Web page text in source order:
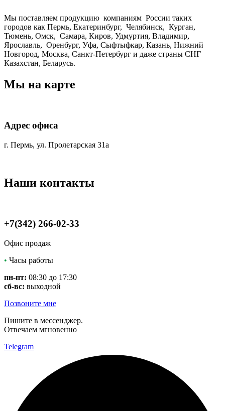
Мы поставляем продукцию компаниям России таких
городов как Пермь, Екатеринбург, Челябинск, Курган,
Тюмень, Омск, Самара, Киров, Удмуртия, Владимир,
Ярославль, Оренбург, Уфа, Сыфтыфкар, Казань, Нижний
Новгород, Москва, Санкт-Петербург и даже страны СНГ
Казахстан, Беларусь.
Мы на карте
Адрес офиса
г. Пермь, ул. Пролетарская 31а
Наши контакты
+7(342) 266-02-33
Офис продаж
• Часы работы
пн-пт: 08:30 до 17:30
сб-вс: выходной
Позвоните мне
Пишите в мессенджер.
Отвечаем мгновенно
Telegram